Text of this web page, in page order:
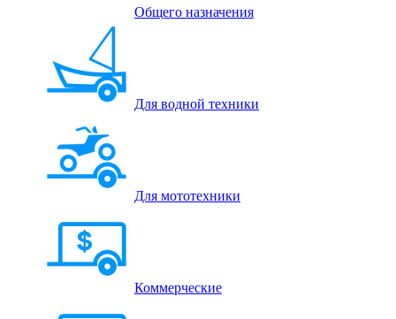
Общего назначения
Для водной техники
Для мототехники
Коммерческие